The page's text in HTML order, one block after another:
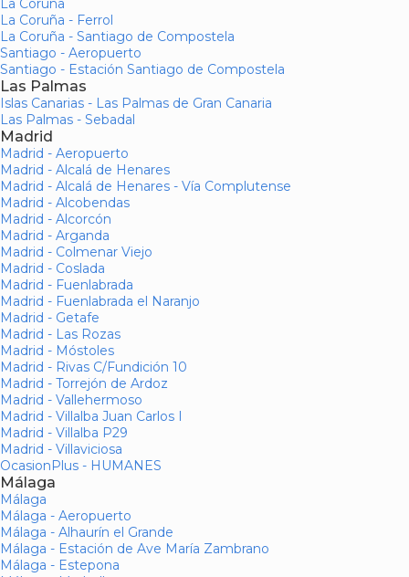
La Coruña
La Coruña - Ferrol
La Coruña - Santiago de Compostela
Santiago - Aeropuerto
Santiago - Estación Santiago de Compostela
Las Palmas
Islas Canarias - Las Palmas de Gran Canaria
Las Palmas - Sebadal
Madrid
Madrid - Aeropuerto
Madrid - Alcalá de Henares
Madrid - Alcalá de Henares - Vía Complutense
Madrid - Alcobendas
Madrid - Alcorcón
Madrid - Arganda
Madrid - Colmenar Viejo
Madrid - Coslada
Madrid - Fuenlabrada
Madrid - Fuenlabrada el Naranjo
Madrid - Getafe
Madrid - Las Rozas
Madrid - Móstoles
Madrid - Rivas C/Fundición 10
Madrid - Torrejón de Ardoz
Madrid - Vallehermoso
Madrid - Villalba Juan Carlos I
Madrid - Villalba P29
Madrid - Villaviciosa
OcasionPlus - HUMANES
Málaga
Málaga
Málaga - Aeropuerto
Málaga - Alhaurín el Grande
Málaga - Estación de Ave María Zambrano
Málaga - Estepona